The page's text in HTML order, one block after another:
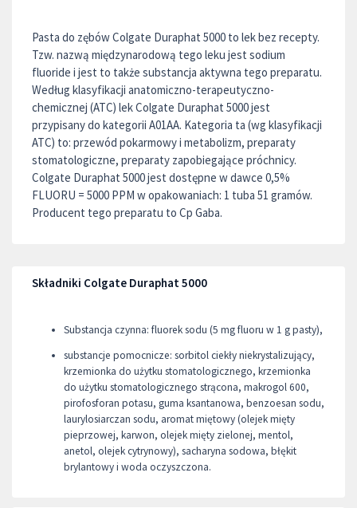
Pasta do zębów Colgate Duraphat 5000 to lek bez recepty.
Tzw. nazwą międzynarodową tego leku jest sodium
fluoride i jest to także substancja aktywna tego preparatu.
Według klasyfikacji anatomiczno-terapeutyczno-
chemicznej (ATC) lek Colgate Duraphat 5000 jest
przypisany do kategorii A01AA. Kategoria ta (wg klasyfikacji
ATC) to: przewód pokarmowy i metabolizm, preparaty
stomatologiczne, preparaty zapobiegające próchnicy.
Colgate Duraphat 5000 jest dostępne w dawce 0,5%
FLUORU = 5000 PPM w opakowaniach: 1 tuba 51 gramów.
Producent tego preparatu to Cp Gaba.
Składniki Colgate Duraphat 5000
Substancja czynna: fluorek sodu (5 mg fluoru w 1 g pasty),
substancje pomocnicze: sorbitol ciekły niekrystalizujący,
krzemionka do użytku stomatologicznego, krzemionka
do użytku stomatologicznego strącona, makrogol 600,
pirofosforan potasu, guma ksantanowa, benzoesan sodu,
laurylosiarczan sodu, aromat miętowy (olejek mięty
pieprzowej, karwon, olejek mięty zielonej, mentol,
anetol, olejek cytrynowy), sacharyna sodowa, błękit
brylantowy i woda oczyszczona.